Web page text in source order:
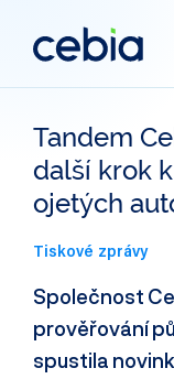
Tandem
další krok
ojetých
Tiskové zprávy
Společnost
prověřování
spustila